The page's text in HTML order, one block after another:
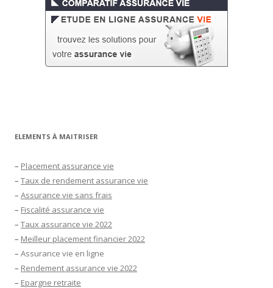
ELEMENTS À MAITRISER
– Placement assurance vie
– Taux de rendement assurance vie
– Assurance vie sans frais
– Fiscalité assurance vie
– Taux assurance vie 2022
– Meilleur placement financier 2022
– Assurance vie en ligne
– Rendement assurance vie 2022
– Epargne retraite